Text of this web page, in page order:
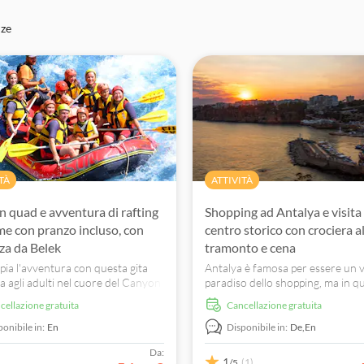
quad e avventura di rafting
con pranzo incluso, con
da Belek
l'avventura con questa gita
agli adulti nel cuore del Canyon
Inizia la giornata con un
safari in quad di 45 minuti,
lungo sentieri forestali
e percorsi accidentati circondati
gratuita
in: En
Da:
ATTIVITÀ
Shopping ad Antalya e visita
centro storico con crociera al
tramonto e cena
Antalya è famosa per essere un
paradiso dello shopping, ma in
tour potrai anche ammirare le
imperdibili della città. Scopri tutto
che c'è da sapere sull'oro locale
dei gioiellieri, fai una crociera
costa e visita anche il centro
Cancellazione gratuita
Disponibile in: De,En